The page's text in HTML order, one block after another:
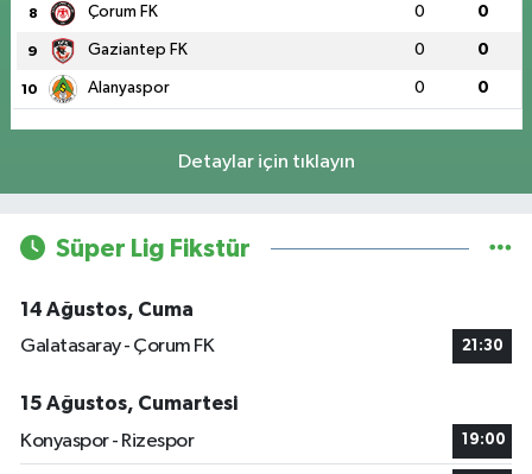
8 Çorum FK 0 0
9 Gaziantep FK 0 0
10 Alanyaspor 0 0
Detaylar için tıklayın
Süper Lig Fikstür
14 Ağustos, Cuma
Galatasaray - Çorum FK
21:30
15 Ağustos, Cumartesi
Konyaspor - Rizespor
19:00